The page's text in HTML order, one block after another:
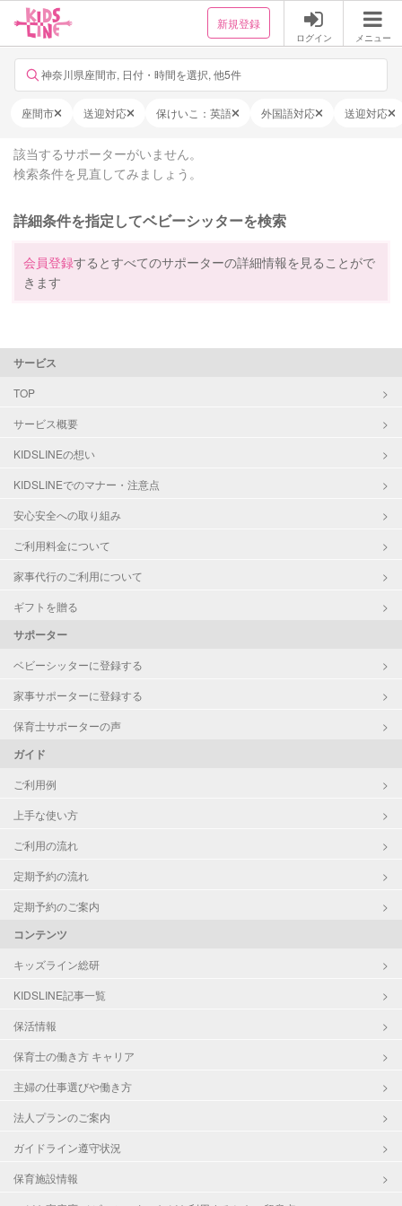
新規登録
ログイン メニュー
神奈川県座間市, 日付・時間を選択, 他5件
座間市 送迎対応 保けいこ：英語 外国語対応 送迎対応
該当するサポーターがいません。
検索条件を見直してみましょう。
詳細条件を指定してベビーシッターを検索
会員登録するとすべてのサポーターの詳細情報を見ることがで
きます
サービス
TOP
サービス概要
KIDSLINEの想い
KIDSLINEでのマナー・注意点
安心安全への取り組み
ご利用料金について
家事代行のご利用について
ギフトを贈る
サポーター
ベビーシッターに登録する
家事サポーターに登録する
保育士サポーターの声
ガイド
ご利用例
上手な使い方
ご利用の流れ
定期予約の流れ
定期予約のご案内
コンテンツ
キッズライン総研
KIDSLINE記事一覧
保活情報
保育士の働き方 キャリア
主婦の仕事選びや働き方
法人プランのご案内
ガイドライン遵守状況
保育施設情報